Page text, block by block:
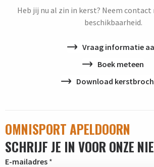
Heb jij nu al zin in kerst? Neem
beschikbaarheid.
Vraag informatie
Boek meteen
Download
OMNISPORT APELDOORN
SCHRIJF JE IN VOOR ONZE
E-mailadres *